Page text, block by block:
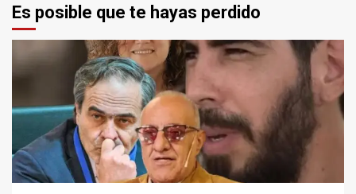
Es posible que te hayas perdido